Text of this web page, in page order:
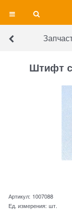
Штифт
Артикул: 1007088
Ед. измерения: шт.